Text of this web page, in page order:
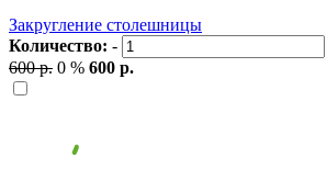
Закругление столешницы
Количество: -
600 р. 0 % 600 р.